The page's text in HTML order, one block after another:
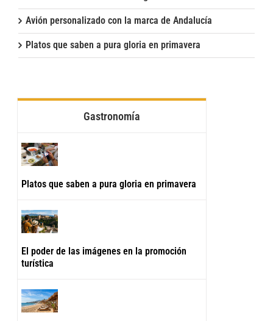
Avión personalizado con la marca de Andalucía
Platos que saben a pura gloria en primavera
Gastronomía
Platos que saben a pura gloria en primavera
El poder de las imágenes en la promoción
turística